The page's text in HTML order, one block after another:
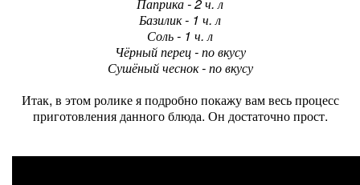
Базилик - 1 ч. л
Соль - 1 ч. л
Чёрный перец - по вкусу
Сушёный чеснок - по вкусу
Итак, в этом ролике я подробно покажу вам весь процесс
приготовления данного блюда. Он достаточно прост.